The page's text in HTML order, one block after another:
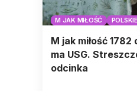
M JAK MIŁOŚĆ
M jak miłość 1782
ma USG.
odcinka